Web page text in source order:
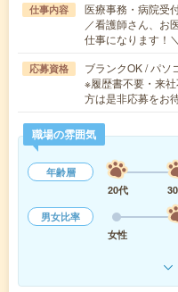
仕事内容
医療事務・病院受
／看護師さん、お
仕事になります
応募資格
ブランクOK / パソ
※履歴書不要・来
方は是非応募をお
職場の雰囲気
年齢層
20代
男女比率
女性